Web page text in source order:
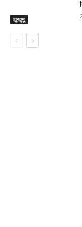
झुन्झुनू